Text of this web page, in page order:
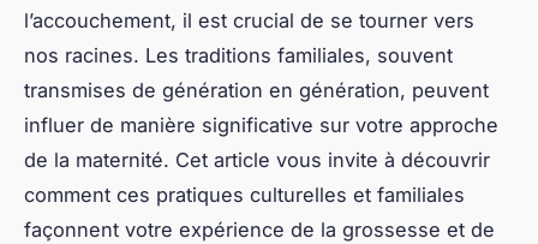
l’accouchement, il est crucial de se tourner vers
nos racines. Les traditions familiales, souvent
transmises de génération en génération, peuvent
influer de manière significative sur votre approche
de la maternité. Cet article vous invite à découvrir
comment ces pratiques culturelles et familiales
façonnent votre expérience de la grossesse et de